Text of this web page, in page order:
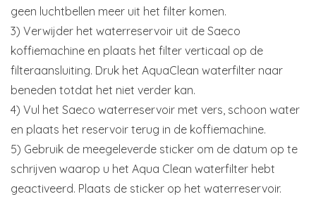
geen luchtbellen meer uit het filter komen.
3) Verwijder het waterreservoir uit de Saeco
koffiemachine en plaats het filter verticaal op de
filteraansluiting. Druk het AquaClean waterfilter naar
beneden totdat het niet verder kan.
4) Vul het Saeco waterreservoir met vers, schoon water
en plaats het reservoir terug in de koffiemachine.
5) Gebruik de meegeleverde sticker om de datum op te
schrijven waarop u het Aqua Clean waterfilter hebt
geactiveerd. Plaats de sticker op het waterreservoir.